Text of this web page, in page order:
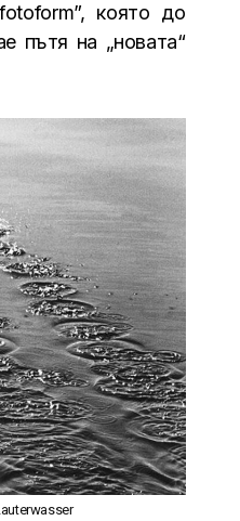
която до
пътя на „новата“